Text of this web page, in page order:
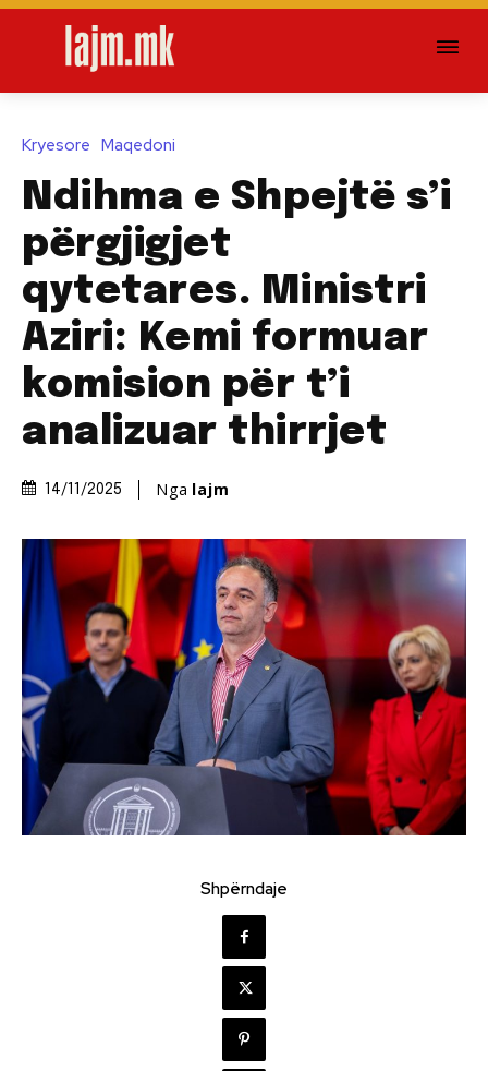
Kryesore Maqedoni
Ndihma e Shpejtë s’i
përgjigjet
qytetares. Ministri
Aziri: Kemi formuar
komision për t’i
analizuar thirrjet
14/11/2025 Nga lajm
Shpërndaje